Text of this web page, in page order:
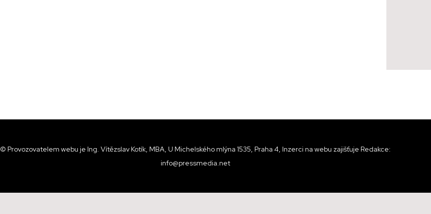
© Provozovatelem webu je Ing. Vítězslav Kotík, MBA, U Michelského mlýna 1535, Praha 4, Inzerci na webu zajišťuje Redakce:
info@pressmedia.net